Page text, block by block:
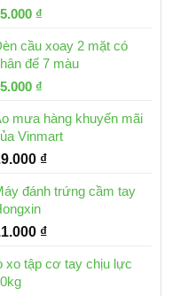
₫.
₫
tại
là:
cầu xoay 2 mặt có
đế 7 màu
₫.
₫
tại
là:
35.000 ₫.
mưa hàng khuyến mãi
Vinmart
₫
đánh trứng cầm tay
₫
xo tập cơ tay chịu lực